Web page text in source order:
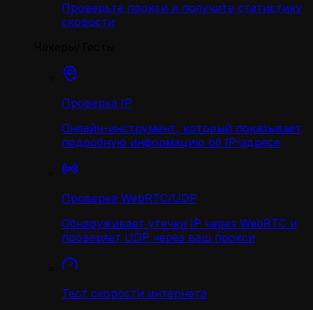
Проверьте прокси и получите статистику
скорости
Проверка IP
Онлайн-инструмент, который показывает
подробную информацию об IP-адресе
Проверка WebRTC/UDP
Обнаруживает утечки IP через WebRTC и
проверяет UDP через ваш прокси
Тест скорости интернета